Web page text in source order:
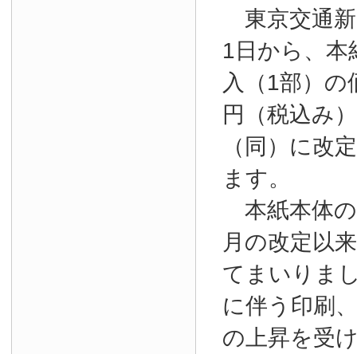
東京交通
1日から、本
入（1部）
円（税込み
（同）に改
ます。
本紙本体
月の改定以
てまいりま
に伴う印刷
の上昇を受